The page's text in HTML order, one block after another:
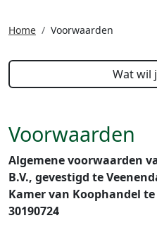
Home Voorwaarden
Wat wil
Voorwaarden
Algemene voorwaarden
B.V., gevestigd te
Kamer van Koophandel
30190724